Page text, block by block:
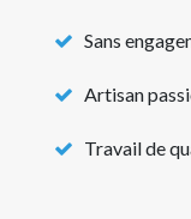
Sans
Artisan
Travail de